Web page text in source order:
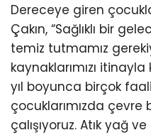
Dereceye giren
Çakın, “Sağlıklı bir
temiz tutmamız
kaynaklarımızı
yıl boyunca birçok
çocuklarımızda
çalışıyoruz. Atık yağ